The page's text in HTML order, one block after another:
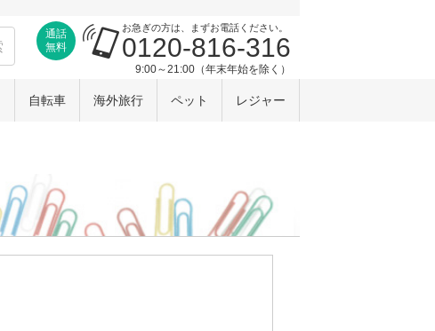
通話
無料
お急ぎの方は、まずお電話ください。
0120-816-316
9:00～21:00（年末年始を除く）
自転車 海外旅行 ペット レジャー